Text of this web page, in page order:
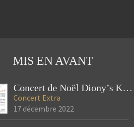
MIS EN AVANT
Concert de Noël Diony’s Krismas
Concert Extra
17 décembre 2022